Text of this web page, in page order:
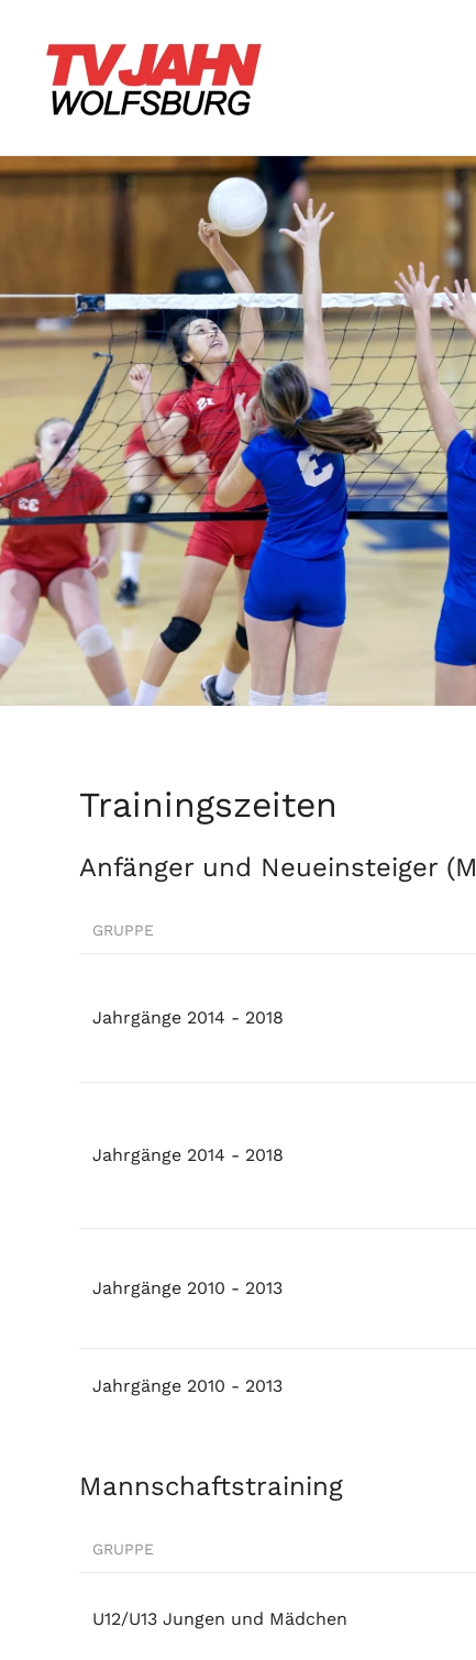
Zum Hauptinhalt springen
Trainingszeiten
Anfänger und Neueinsteiger
GRUPPE
Jahrgänge 2014 - 2018
Jahrgänge 2014 - 2018
Jahrgänge 2010 - 2013
Jahrgänge 2010 - 2013
Mannschaftstraining
GRUPPE
U12/U13 Jungen und Mädchen